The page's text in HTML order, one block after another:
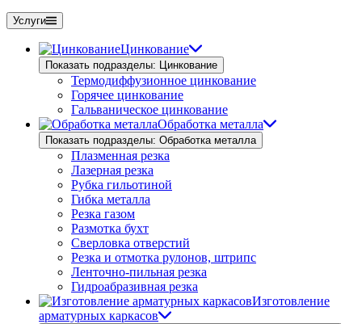
Услуги
Цинкование
Показать подразделы: Цинкование
Термодиффузионное цинкование
Горячее цинкование
Гальваническое цинкование
Обработка металла
Показать подразделы: Обработка металла
Плазменная резка
Лазерная резка
Рубка гильотиной
Гибка металла
Резка газом
Размотка бухт
Сверловка отверстий
Резка и отмотка рулонов, штрипс
Ленточно-пильная резка
Гидроабразивная резка
Изготовление
арматурных каркасов